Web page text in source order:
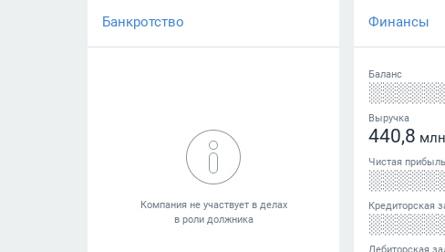
Банкротство Финансы
Баланс
Выручка
440,8 млн
Чистая прибыль
Кредиторская
Дебиторская